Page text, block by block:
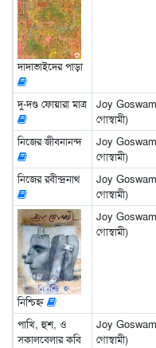
দাদাভাইদের পাড়া
দু-দণ্ড ফোয়ারা মাত্র
Joy
গোস্বামী)
নিজের জীবনানন্দ
Joy
গোস্বামী)
নিজের রবীন্দ্রনাথ
Joy
গোস্বামী)
নিশ্চিহ্ন
Joy
গোস্বামী)
পাখি, হুশ, ও
সকালবেলার কবি
Joy
গোস্বামী)